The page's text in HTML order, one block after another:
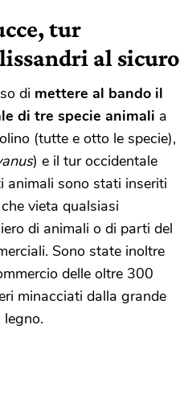
tur
al sicuro
di mettere al bando il
di tre specie animali a
(tutte e otto le specie),
) e il tur occidentale
animali sono stati inseriti
vieta qualsiasi
di animali o di parti del
Sono state inoltre
delle oltre 300
minacciati dalla grande